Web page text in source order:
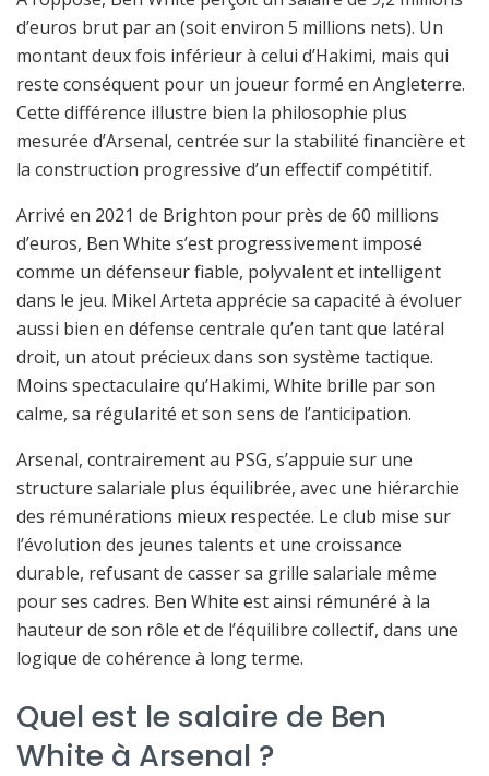
d’euros brut par an (soit environ 5 millions nets). Un
montant deux fois inférieur à celui d’Hakimi, mais qui
reste conséquent pour un joueur formé en Angleterre.
Cette différence illustre bien la philosophie plus
mesurée d’Arsenal, centrée sur la stabilité financière et
la construction progressive d’un effectif compétitif.
Arrivé en 2021 de Brighton pour près de 60 millions
d’euros, Ben White s’est progressivement imposé
comme un défenseur fiable, polyvalent et intelligent
dans le jeu. Mikel Arteta apprécie sa capacité à évoluer
aussi bien en défense centrale qu’en tant que latéral
droit, un atout précieux dans son système tactique.
Moins spectaculaire qu’Hakimi, White brille par son
calme, sa régularité et son sens de l’anticipation.
Arsenal, contrairement au PSG, s’appuie sur une
structure salariale plus équilibrée, avec une hiérarchie
des rémunérations mieux respectée. Le club mise sur
l’évolution des jeunes talents et une croissance
durable, refusant de casser sa grille salariale même
pour ses cadres. Ben White est ainsi rémunéré à la
hauteur de son rôle et de l’équilibre collectif, dans une
logique de cohérence à long terme.
Quel est le salaire de Ben
White à Arsenal ?